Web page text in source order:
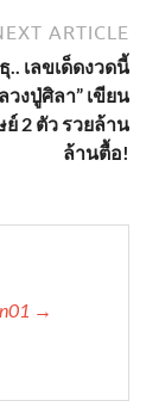
ARTICLE
.. เลขเด็ดงวดนี้
วงปู่ศิลา” เขียน
2 ตัว รวยล้าน
ล้านตื้อ!
→